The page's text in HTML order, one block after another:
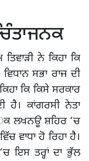
ਨੇ ਕਿਹਾ ਕਿ
ਸਭਾ ਰਾਜ ਦੀ
ਕਿ ਕਿਸੇ ਸਰਕਾਰ
ਹੈ। ਕਾਂਗਰਸੀ ਨੇਤਾ
ਲਖਨਊ ਸ਼ਹਿਰ ‘ਚ
ਵਾਧਾ ਹੋ ਰਿਹਾ ਹੈ।
ਇਸ ਤਰ੍ਹਾਂ ਦਾ ਭੁੱਲ